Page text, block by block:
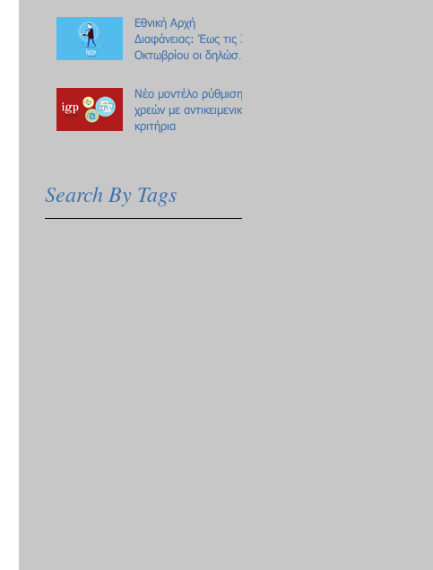
Εθνική Αρχή
Διαφάνειας: Έως τις 31
Οκτωβρίου οι δηλώσεις
Νέο μοντέλο ρύθμισης
χρεών με αντικειμενικά
κριτήρια
Search By Tags